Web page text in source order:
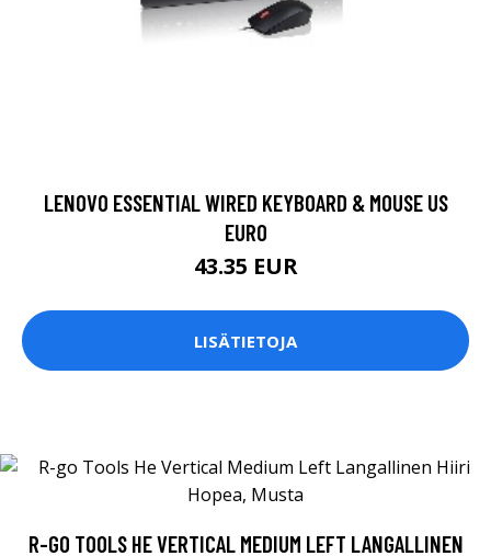
LENOVO ESSENTIAL WIRED KEYBOARD & MOUSE US
EURO
43.35 EUR
LISÄTIETOJA
R-GO TOOLS HE VERTICAL MEDIUM LEFT LANGALLINEN